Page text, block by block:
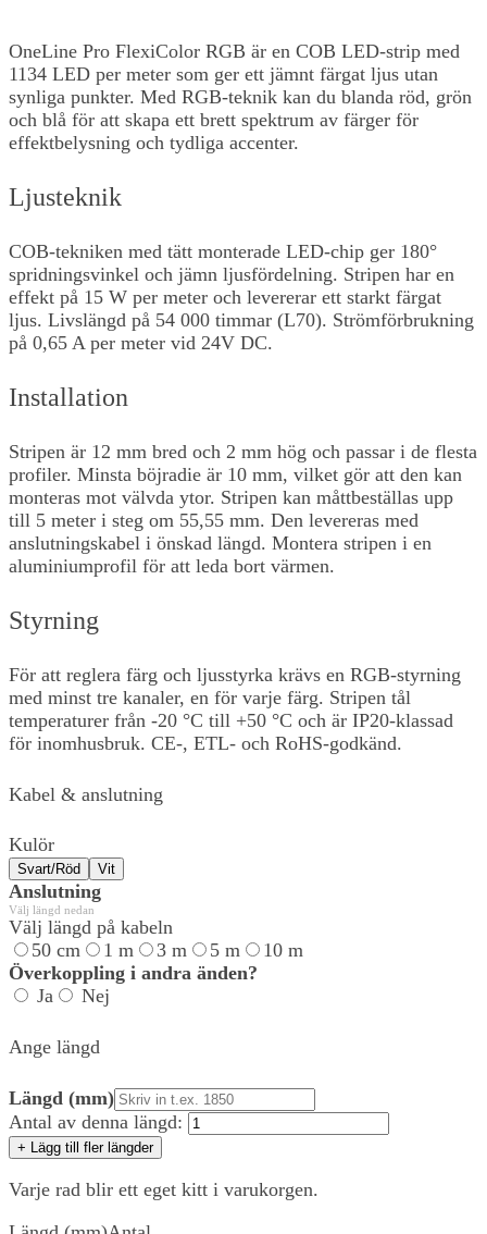
OneLine Pro FlexiColor RGB är en COB LED-strip med
1134 LED per meter som ger ett jämnt färgat ljus utan
synliga punkter. Med RGB-teknik kan du blanda röd, grön
och blå för att skapa ett brett spektrum av färger för
effektbelysning och tydliga accenter.
Ljusteknik
COB-tekniken med tätt monterade LED-chip ger 180°
spridningsvinkel och jämn ljusfördelning. Stripen har en
effekt på 15 W per meter och levererar ett starkt färgat
ljus. Livslängd på 54 000 timmar (L70). Strömförbrukning
på 0,65 A per meter vid 24V DC.
Installation
Stripen är 12 mm bred och 2 mm hög och passar i de flesta
profiler. Minsta böjradie är 10 mm, vilket gör att den kan
monteras mot välvda ytor. Stripen kan måttbeställas upp
till 5 meter i steg om 55,55 mm. Den levereras med
anslutningskabel i önskad längd. Montera stripen i en
aluminiumprofil för att leda bort värmen.
Styrning
För att reglera färg och ljusstyrka krävs en RGB-styrning
med minst tre kanaler, en för varje färg. Stripen tål
temperaturer från -20 °C till +50 °C och är IP20-klassad
för inomhusbruk. CE-, ETL- och RoHS-godkänd.
Kabel & anslutning
Kulör
Svart/Röd Vit
Anslutning
Välj längd nedan
Välj längd på kabeln
50 cm
1 m 3 m 5 m
10 m
Överkoppling i andra änden?
Ja
Nej
Ange längd
Längd (mm)
Antal av denna längd:
+ Lägg till fler längder
Varje rad blir ett eget kitt i varukorgen.